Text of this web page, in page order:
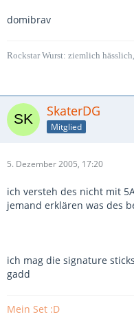
domibrav
Rockstar Wurst: ziemlich
SkaterDG
Mitglied
5. Dezember 2005, 17:20
ich versteh des nicht mit
jemand erklären was des
ich mag die signature
gadd
Mein Set :D